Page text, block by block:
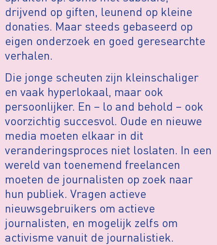
drijvend op giften, leunend op kleine
donaties. Maar steeds gebaseerd op
eigen onderzoek en goed geresearchte
verhalen.
Die jonge scheuten zijn kleinschaliger
en vaak hyperlokaal, maar ook
persoonlijker. En – lo and behold – ook
voorzichtig succesvol. Oude en nieuwe
media moeten elkaar in dit
veranderingsproces niet loslaten. In een
wereld van toenemend freelancen
moeten de journalisten op zoek naar
hun publiek. Vragen actieve
nieuwsgebruikers om actieve
journalisten, en mogelijk zelfs om
activisme vanuit de journalistiek.